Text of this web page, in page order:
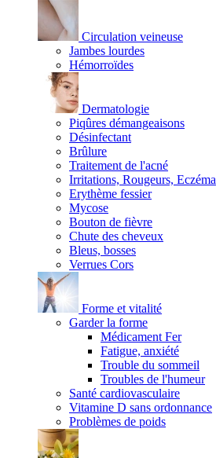
Circulation veineuse
Jambes lourdes
Hémorroïdes
Dermatologie
Piqûres démangeaisons
Désinfectant
Brûlure
Traitement de l'acné
Irritations, Rougeurs, Eczéma
Erythème fessier
Mycose
Bouton de fièvre
Chute des cheveux
Bleus, bosses
Verrues Cors
Forme et vitalité
Garder la forme
Médicament Fer
Fatigue, anxiété
Trouble du sommeil
Troubles de l'humeur
Santé cardiovasculaire
Vitamine D sans ordonnance
Problèmes de poids